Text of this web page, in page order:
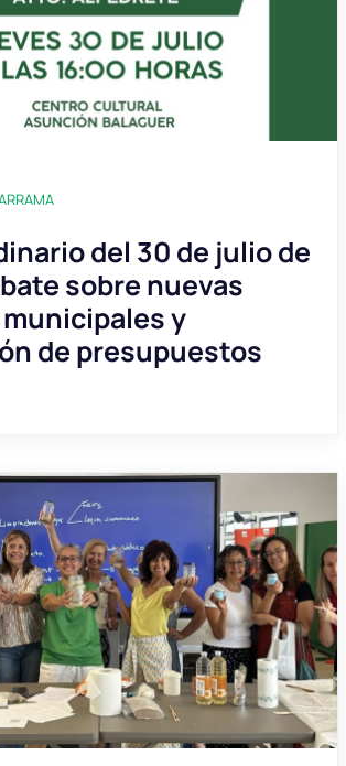
del 30 de julio de
sobre nuevas
y
de presupuestos